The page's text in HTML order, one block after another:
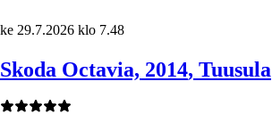
ke 29.7.2026 klo 7.48
Skoda Octavia, 2014, Tuusula